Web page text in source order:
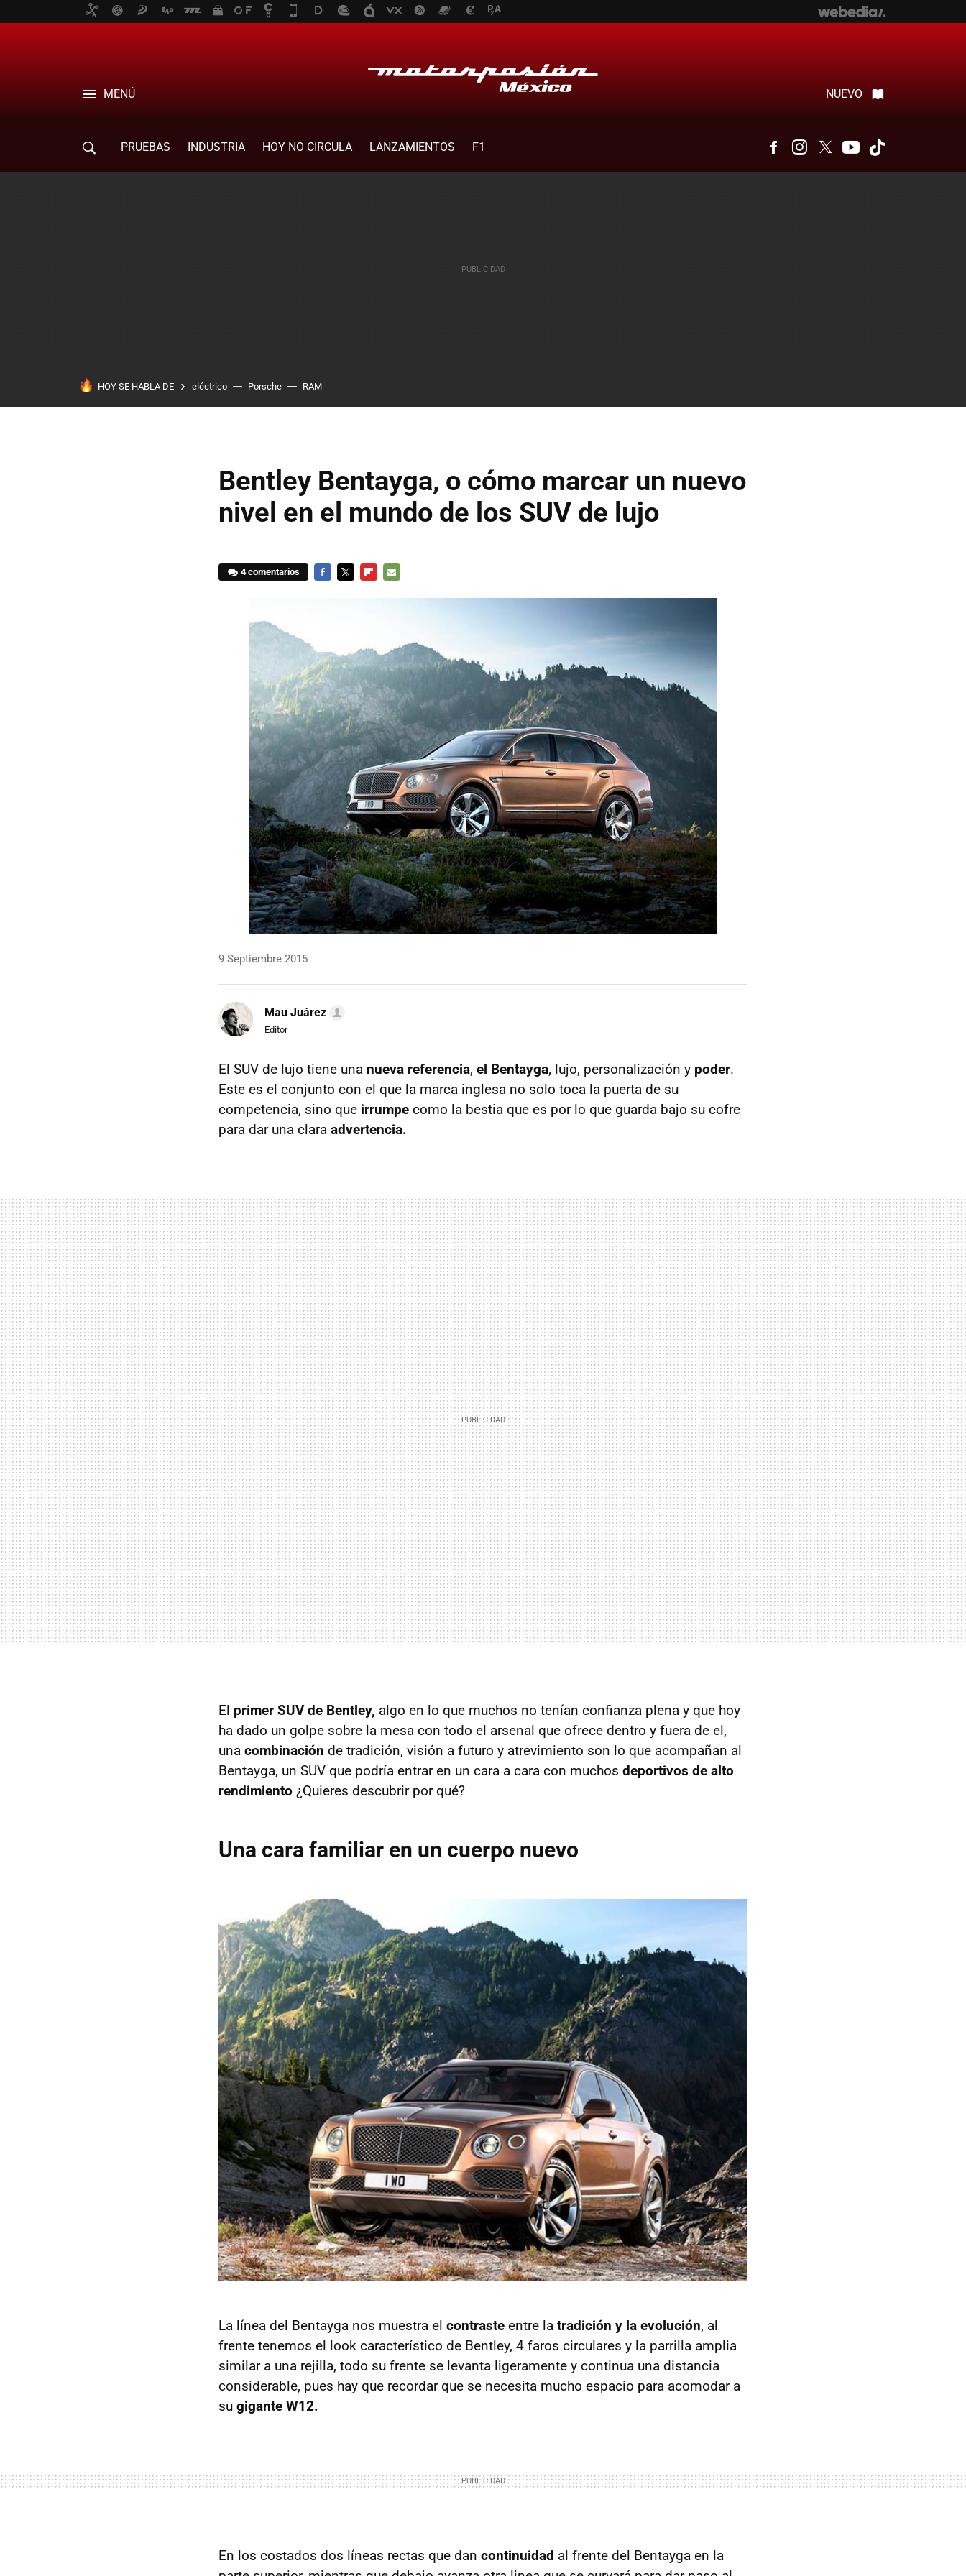
MENÚ NUEVO
PRUEBAS INDUSTRIA HOY NO CIRCULA LANZAMIENTOS F1 FacebookInstagram
Twitter Youtube
HOY SE HABLA DE eléctrico Porsche RAM
Bentley Bentayga, o cómo marcar un nuevo
nivel en el mundo de los SUV de lujo
4 comentarios
9 Septiembre 2015
Mau Juárez
Editor
El SUV de lujo tiene una nueva referencia, el Bentayga, lujo, personalización y poder.
Este es el conjunto con el que la marca inglesa no solo toca la puerta de su
competencia, sino que irrumpe como la bestia que es por lo que guarda bajo su cofre
para dar una clara advertencia.
El primer SUV de Bentley, algo en lo que muchos no tenían confianza plena y que hoy
ha dado un golpe sobre la mesa con todo el arsenal que ofrece dentro y fuera de el,
una combinación de tradición, visión a futuro y atrevimiento son lo que acompañan al
Bentayga, un SUV que podría entrar en un cara a cara con muchos deportivos de alto
rendimiento ¿Quieres descubrir por qué?
Una cara familiar en un cuerpo nuevo
La línea del Bentayga nos muestra el contraste entre la tradición y la evolución, al
frente tenemos el look característico de Bentley, 4 faros circulares y la parrilla amplia
similar a una rejilla, todo su frente se levanta ligeramente y continua una distancia
considerable, pues hay que recordar que se necesita mucho espacio para acomodar a
su gigante W12.
En los costados dos líneas rectas que dan continuidad al frente del Bentayga en la